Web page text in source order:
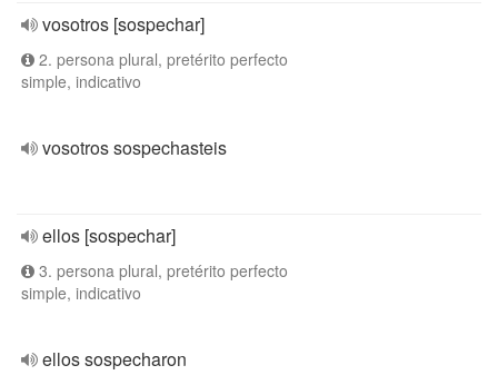
vosotros [sospechar]
2. persona plural, pretérito perfecto
simple, indicativo
vosotros sospechasteis
ellos [sospechar]
3. persona plural, pretérito perfecto
simple, indicativo
ellos sospecharon